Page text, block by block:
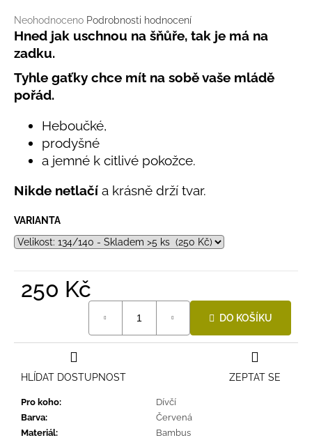
Průměrné
hodnocení
produktu
je
0,0
z
5
Neohodnoceno Podrobnosti hodnocení
Hned jak uschnou na šňůře, tak je má na
zadku.
Tyhle gaťky chce mít na sobě vaše mládě
pořád.
Heboučké,
prodyšné
a jemné k citlivé pokožce.
Nikde netlačí a krásně drží tvar.
VARIANTA
250 Kč
DO KOŠÍKU
Pro koho:
Dívčí
Barva:
Červená
Materiál: Bambus
ZEPTAT SE
HLÍDAT DOSTUPNOST
č
u
j
e
m
e
LETNÍ
ČEPICE
UV
MODRÁ
Kč